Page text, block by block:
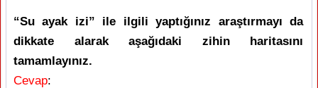
“Su ayak izi” ile ilgili yaptığınız araştırmayı da
dikkate alarak aşağıdaki zihin haritasını
tamamlayınız.
Cevap: